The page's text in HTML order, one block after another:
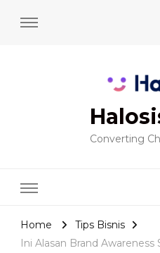
Converting
Home
Tips Bisnis
Ini Alasan Brand